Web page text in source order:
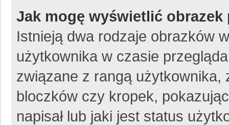
Jak mogę wyświetlić
Istnieją dwa rodzaje obrazków
użytkownika w czasie
związane z rangą
bloczków czy kropek,
napisał lub jaki jest status